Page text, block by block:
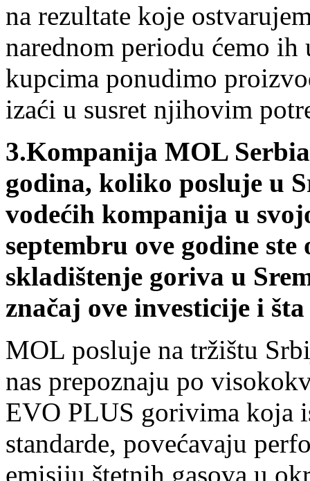
na rezultate koje
narednom periodu ćemo
kupcima ponudimo
izaći u susret njihovim
3.Kompanija MOL Serbia
godina, koliko posluje u
vodećih kompanija u
septembru ove godine
skladištenje goriva u
značaj ove investicije i
MOL posluje na tržištu
nas prepoznaju po
EVO PLUS gorivima koja
standarde, povećavaju
emisiju štetnih gasova u